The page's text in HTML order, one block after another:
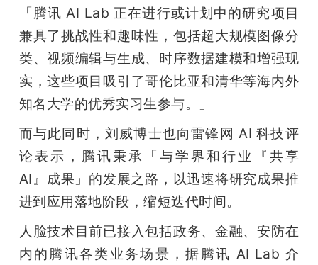
「腾讯 AI Lab 正在进行或计划中的研究项目
兼具了挑战性和趣味性，包括超大规模图像分
类、视频编辑与生成、时序数据建模和增强现
实，这些项目吸引了哥伦比亚和清华等海内外
知名大学的优秀实习生参与。」
而与此同时，刘威博士也向雷锋网 AI 科技评
论表示，腾讯秉承「与学界和行业『共享
AI』成果」的发展之路，以迅速将研究成果推
进到应用落地阶段，缩短迭代时间。
人脸技术目前已接入包括政务、金融、安防在
内的腾讯各类业务场景，据腾讯 AI Lab 介